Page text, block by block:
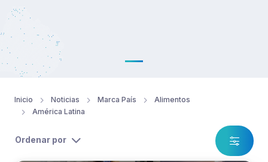
Inicio Noticias Marca País
Alimentos
América Latina
Ordenar por